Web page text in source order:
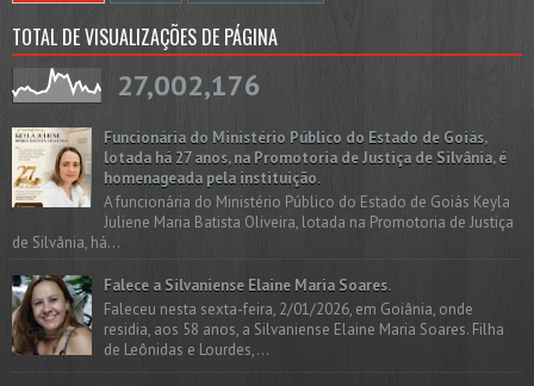
TOTAL DE VISUALIZAÇÕES DE PÁGINA
27,002,176
Funcionária do Ministério Público do Estado de Goiás,
lotada há 27 anos, na Promotoria de Justiça de Silvânia, é
homenageada pela instituição.
A funcionária do Ministério Público do Estado de Goiás Keyla
Juliene Maria Batista Oliveira, lotada na Promotoria de Justiça
de Silvânia, há...
Falece a Silvaniense Elaine Maria Soares.
Faleceu nesta sexta-feira, 2/01/2026, em Goiânia, onde
residia, aos 58 anos, a Silvaniense Elaine Maria Soares. Filha
de Leônidas e Lourdes,...